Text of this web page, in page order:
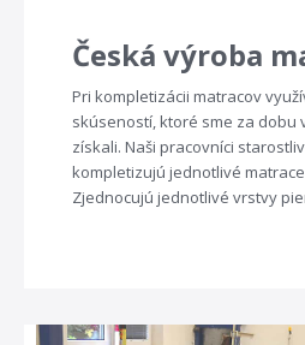
Česká výroba
Pri kompletizácii matracov
skúseností, ktoré sme za dobu
získali. Naši pracovníci
kompletizujú jednotlivé
Zjednocujú jednotlivé vrstvy